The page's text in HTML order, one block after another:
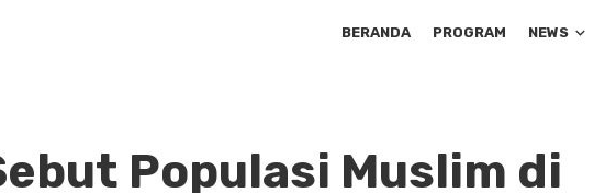
BERANDA PROGRAM NEWS
Populasi Muslim di